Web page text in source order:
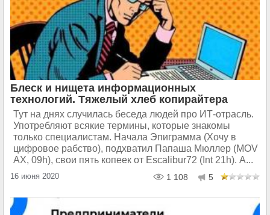
Блеск и нищета информационных
технологий. Тяжелый хлеб копирайтера
Тут на днях слу­чи­лась беседа людей про ИТ-от­расль.
Упо­треб­ля­ют всякие тер­ми­ны, ко­то­рые зна­ко­мы
только спе­ци­а­ли­стам. Начала Эпи­грам­ма (Хочу в
циф­ро­вое раб­ство), под­хва­тил Папаша Мюллер (MOV
AX, 09h), свои пять копеек от Escalibur72 (Int 21h). А...
16 июня 2020 1 108 5